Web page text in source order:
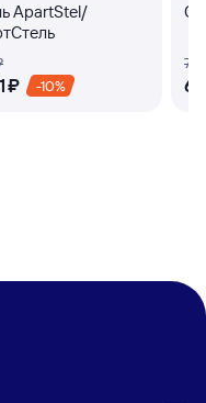
ApartStel/
⁠₽ -10%
7
6